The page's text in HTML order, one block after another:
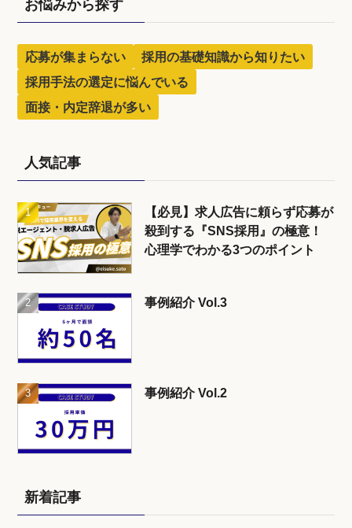
お悩みから探す
応募が集まらない
採用の基礎知識から知りたい
採用手法の選定に悩んでいる
面接・内定辞退が多い
人気記事
【必見】求人広告に頼らず応募が
殺到する『SNS採用』の極意！
心理学でわかる3つのポイント
事例紹介 Vol.3
事例紹介 Vol.2
新着記事